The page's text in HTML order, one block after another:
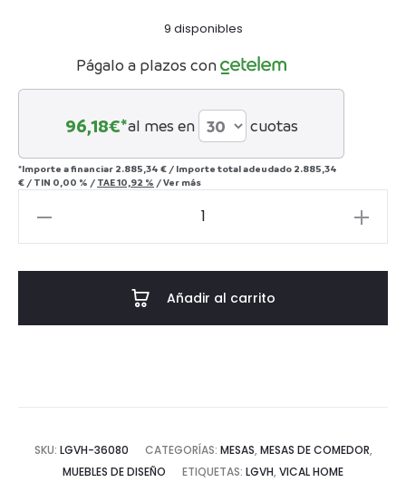
9 disponibles
Págalo a plazos con
96,18€*al mes en cuotas
*Importe a financiar 2.885,34 € / Importe total adeudado 2.885,34
€ / TIN 0,00 % / TAE10,92 % /Ver más
Añadir al carrito
SKU: LGVH-36080 CATEGORÍAS: MESAS, MESAS DE COMEDOR,
MUEBLES DE DISEÑO
ETIQUETAS: LGVH, VICAL HOME